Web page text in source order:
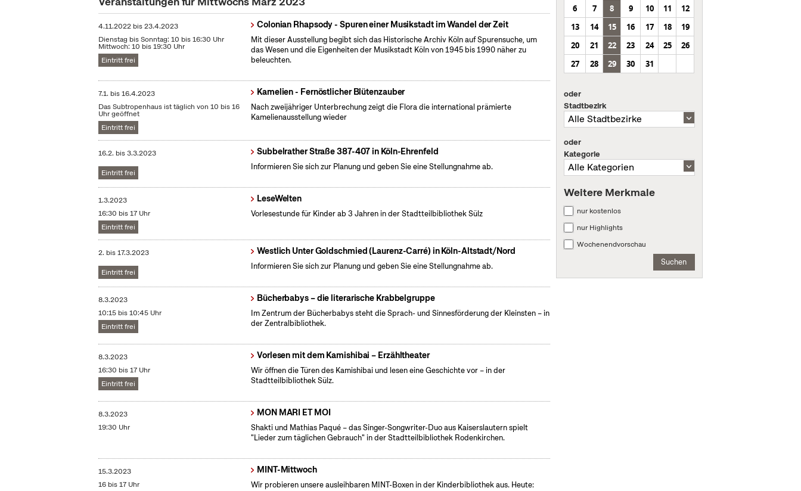
4.11.2022 bis23.4.2023
Dienstag bis Sonntag: 10 bis 16:30 Uhr
Mittwoch: 10 bis 19:30 Uhr
Eintritt frei
Colonian Rhapsody - Spuren einer Musikstadt im Wandel der Zeit
Mit dieser Ausstellung begibt sich das Historische Archiv Köln auf Spurensuche, um
das Wesen und die Eigenheiten der Musikstadt Köln von 1945 bis 1990 näher zu
beleuchten.
7.1. bis16.4.2023
Das Subtropenhaus ist täglich von 10 bis 16
Uhr geöffnet
Eintritt frei
Kamelien - Fernöstlicher Blütenzauber
Nach zweijähriger Unterbrechung zeigt die Flora die international prämierte
Kamelienausstellung wieder
16.2. bis3.3.2023
Eintritt frei
Subbelrather Straße 387-407 in Köln-Ehrenfeld
Informieren Sie sich zur Planung und geben Sie eine Stellungnahme ab.
1.3.2023
16:30 bis 17 Uhr
Eintritt frei
LeseWelten
Vorlesestunde für Kinder ab 3 Jahren in der Stadtteilbibliothek Sülz
2. bis17.3.2023
Eintritt frei
Westlich Unter Goldschmied (Laurenz-Carré) in Köln-Altstadt/Nord
Informieren Sie sich zur Planung und geben Sie eine Stellungnahme ab.
8.3.2023
10:15 bis 10:45 Uhr
Eintritt frei
Bücherbabys – die literarische Krabbelgruppe
Im Zentrum der Bücherbabys steht die Sprach- und Sinnesförderung der Kleinsten – in
der Zentralbibliothek.
8.3.2023
16:30 bis 17 Uhr
Eintritt frei
Vorlesen mit dem Kamishibai – Erzähltheater
Wir öffnen die Türen des Kamishibai und lesen eine Geschichte vor – in der
Stadtteilbibliothek Sülz.
8.3.2023
19:30 Uhr
MON MARI ET MOI
Shakti und Mathias Paqué – das Singer-Songwriter-Duo aus Kaiserslautern spielt
"Lieder zum täglichen Gebrauch" in der Stadtteilbibliothek Rodenkirchen.
15.3.2023
16 bis 17 Uhr
MINT-Mittwoch
Wir probieren unsere ausleihbaren MINT-Boxen in der Kinderbibliothek aus. Heute:
6
7 8 9 10 11
12
13
14 15 16 17 18
19
20
21 22 23 24 25
26
27
28 29 30 31
oder
Stadtbezirk
oder
Kategorie
Weitere Merkmale
nur kostenlos
nur Highlights
Wochenendvorschau
Suchen